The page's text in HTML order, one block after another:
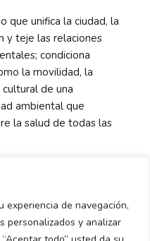
experiencia de navegación,
personalizados y analizar
que unifica la ciudad, la
y teje las relaciones
condiciona
la movilidad, la
de una
ambiental que
la salud de todas las